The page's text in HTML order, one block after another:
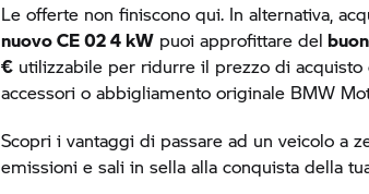
Le offerte non finiscono qui. In alternativa,
nuovoCE 024 kWpuoi approfittare del
€utilizzabile per ridurre il prezzo di acquisto
accessori o abbigliamento originale BMW
Scopri i vantaggi di passare ad un veicolo a
emissioni e sali in sella alla conquista della